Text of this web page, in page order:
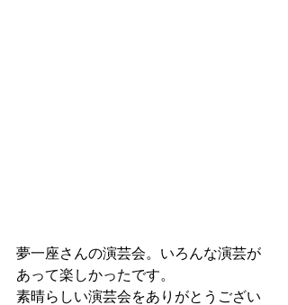
夢一座さんの演芸会。いろんな演芸が
あって楽しかったです。
素晴らしい演芸会をありがとうござい